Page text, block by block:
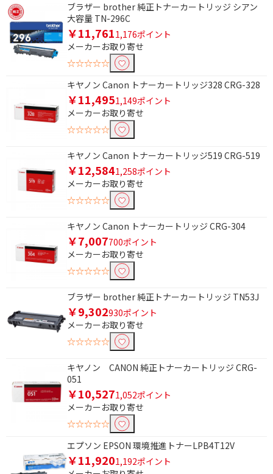
ブラザー brother 純正トナーカートリッジ シアン
大容量 TN-296C
￥11,7611,176ポイント
メーカーお取り寄せ
☆☆☆☆☆
キヤノン Canon トナーカートリッジ328 CRG-328
￥11,4951,149ポイント
メーカーお取り寄せ
☆☆☆☆☆
キヤノン Canon トナーカートリッジ519 CRG-519
￥12,5841,258ポイント
メーカーお取り寄せ
☆☆☆☆☆
キヤノン Canon トナーカートリッジ CRG-304
￥7,007700ポイント
メーカーお取り寄せ
☆☆☆☆☆
ブラザー brother 純正トナーカートリッジ TN53J
￥9,302930ポイント
メーカーお取り寄せ
☆☆☆☆☆
キヤノン CANON 純正トナーカートリッジ CRG-
051
￥10,5271,052ポイント
メーカーお取り寄せ
☆☆☆☆☆
エプソン EPSON 環境推進トナーLPB4T12V
￥11,9201,192ポイント
純正トナーで絞り込む
brother｜ブラザー
互換トナー・純正リサイクルトナーで絞り込
む
CANON｜キヤノン用